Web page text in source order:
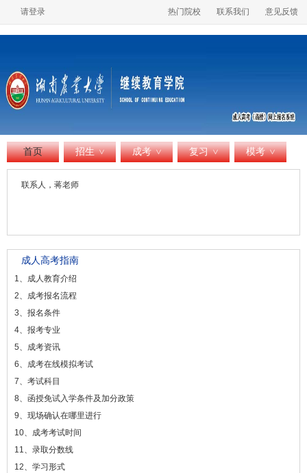
请登录 热门院校 联系我们 意见反馈
首页 招生 > 成考 > 复习 > 模考 >
联系人，蒋老师
成人高考指南
1、成人教育介绍
2、成考报名流程
3、报名条件
4、报考专业
5、成考资讯
6、成考在线模拟考试
7、考试科目
8、函授免试入学条件及加分政策
9、现场确认在哪里进行
10、成考考试时间
11、录取分数线
12、学习形式